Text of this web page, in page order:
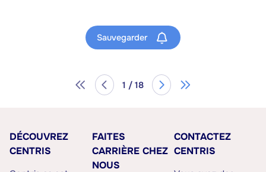
Sauvegarder
1 / 18
DÉCOUVREZ
CENTRIS
FAITES
CARRIÈRE CHEZ
NOUS
CONTACTEZ
CENTRIS